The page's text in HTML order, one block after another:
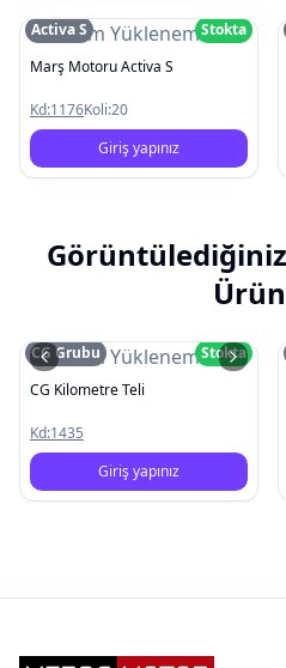
Resim Yüklenemedi
Activa S
Stokta
Marş Motoru Activa S
Kd:1176Koli:20
Giriş yapınız
Resim Yüklenemedi
CG Grubu
Stokta
CG Kilometre Teli
Kd:1435
Giriş yapınız